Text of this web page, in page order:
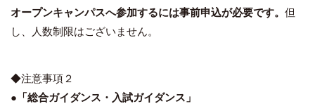
オープンキャンパスへ参加するには事前申込が必要です。 但
し、人数制限はございません。
◆注意事項２
●「総合ガイダンス・入試ガイダンス」